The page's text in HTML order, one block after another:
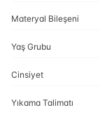
Materyal Bileşeni
Yaş Grubu
Cinsiyet
Yıkama Talimatı